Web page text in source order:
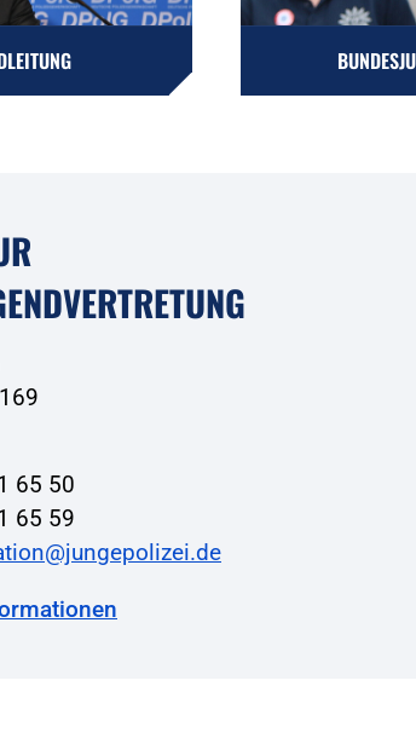
65 50
65 59